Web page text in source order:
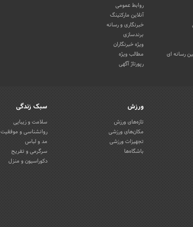
رسانه ای
روابط عمومی
آنلاین مارکتینگ
خبرنگاری و رسانه
برندسازی
ویژه خبرنگاران
مطالب ویژه
رپورتاژ آگهی
ورزش
تازه‌های ورزش
مکان‌های ورزشی
تجهیزات ورزشی
باشگاه‌ها
سبک زندگی
سلامت و زیبایی
روانشناسی و موفقیت
مد و لباس
سرگرمی و تفریح
دکوراسیون و منزل